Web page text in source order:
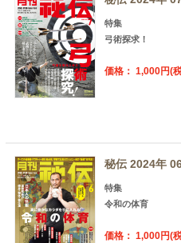
特集
弓術探求！
価格： 1,000円(
秘伝 2024年
特集
令和の体育
価格： 1,000円(